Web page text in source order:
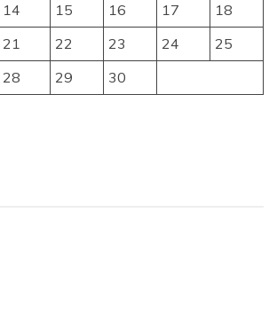
14 15 16 17
18
21 22 23 24
25
28 29 30